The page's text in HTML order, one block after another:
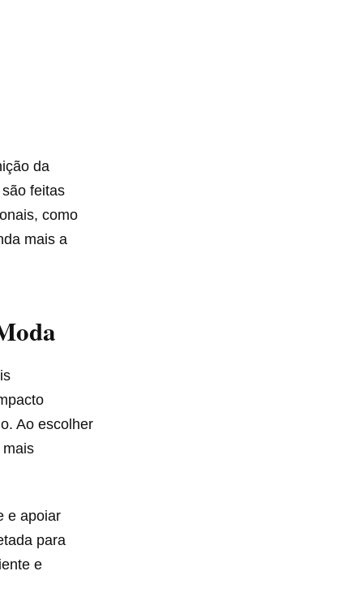
da
feitas
como
mais a
Ao escolher
mais
e apoiar
para
e